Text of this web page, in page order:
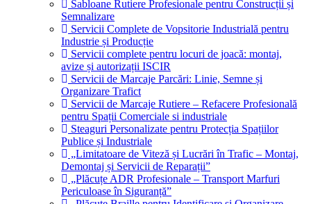
Sabloane Rutiere Profesionale pentru Construcții și
Semnalizare
Servicii Complete de Vopsitorie Industrială pentru
Industrie și Producție
Servicii complete pentru locuri de joacă: montaj,
avize și autorizații ISCIR
Servicii de Marcaje Parcări: Linie, Semne și
Organizare Trafict
Servicii de Marcaje Rutiere – Refacere Profesională
pentru Spații Comerciale si industriale
Steaguri Personalizate pentru Protecția Spațiilor
Publice și Industriale
„Limitatoare de Viteză și Lucrări în Trafic – Montaj,
Demontaj și Servicii de Reparații”
„Plăcuțe ADR Profesionale – Transport Marfuri
Periculoase în Siguranță”